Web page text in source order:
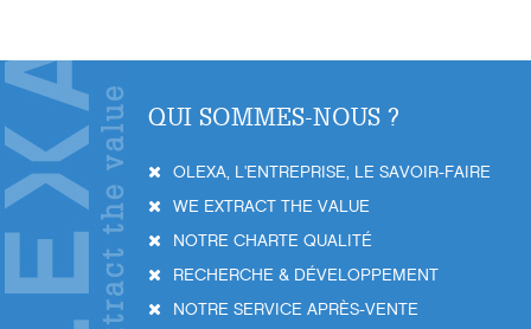
QUI SOMMES-NOUS ?
OLEXA, L'ENTREPRISE, LE SAVOIR-FAIRE
WE EXTRACT THE VALUE
NOTRE CHARTE QUALITÉ
RECHERCHE & DÉVELOPPEMENT
NOTRE SERVICE APRÈS-VENTE